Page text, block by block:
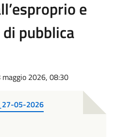
e
pubblica
maggio 2026, 08:30
05-2026